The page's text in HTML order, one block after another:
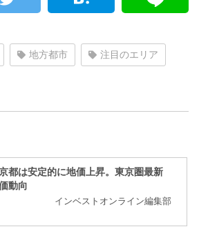
地方都市 注目のエリア
都は安定的に地価上昇。東京圏最新
動向
インベストオンライン編集部